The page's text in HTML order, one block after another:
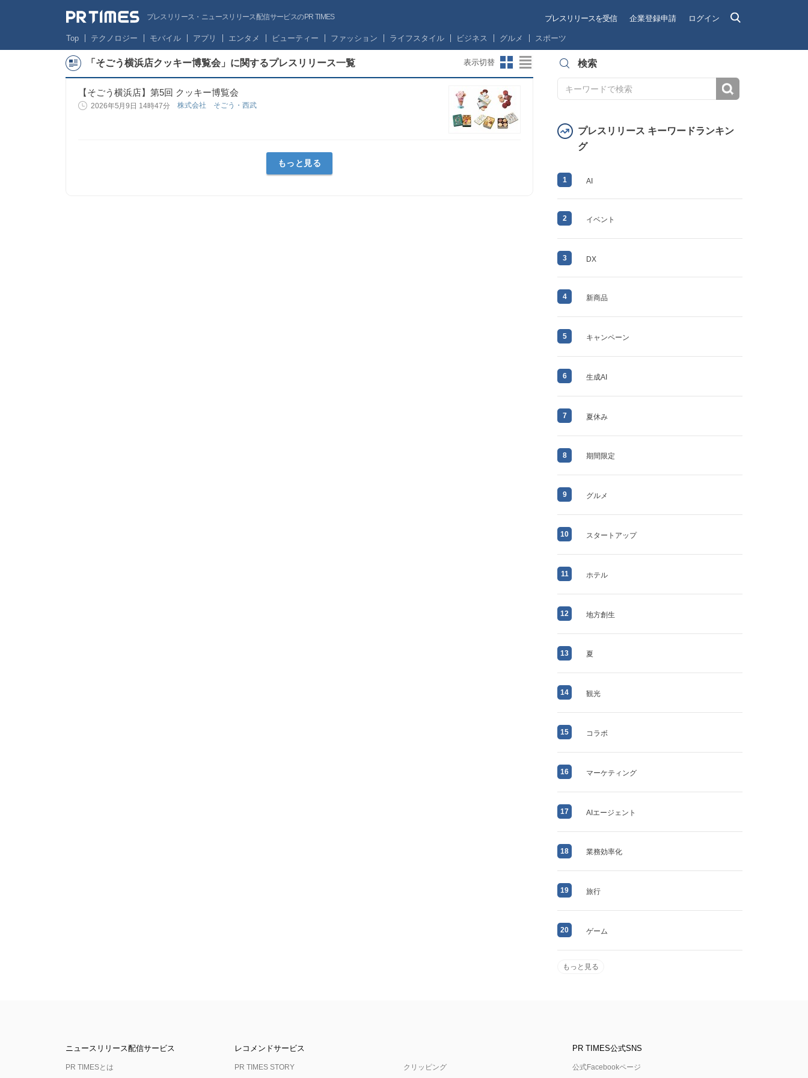
プレスリリース・ニュースリリース配信サービスのPR TIMES プレスリリースを受信 企業登録申請 ログイン
Top テクノロジー モバイル アプリ エンタメ ビューティー ファッション ライフスタイル ビジネス グルメ スポーツ
「そごう横浜店クッキー博覧会」に関するプレスリリース一覧 表示切替
【そごう横浜店】第5回 クッキー博覧会
2026年5月9日 14時47分 株式会社 そごう・西武
もっと見る
検索
プレスリリース キーワードランキン
グ
1 AI
2 イベント
3 DX
4 新商品
5 キャンペーン
6 生成AI
7 夏休み
8 期間限定
9 グルメ
10 スタートアップ
11 ホテル
12 地方創生
13 夏
14 観光
15 コラボ
16 マーケティング
17 AIエージェント
18 業務効率化
19 旅行
20 ゲーム
もっと見る
ニュースリリース配信サービス
PR TIMESとは
レコメンドサービス
PR TIMES STORY クリッピング
PR TIMES公式SNS
公式Facebookページ